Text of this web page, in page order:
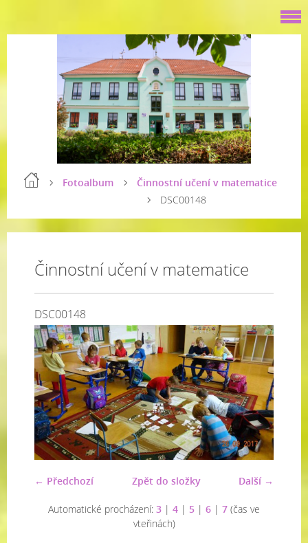
Fotoalbum
Činnostní učení v matematice
DSC00148
Činnostní učení v matematice
DSC00148
← Předchozí Další →
Zpět do složky
Automatické procházení: 3 | 4 | 5 | 6 | 7 (čas ve
vteřinách)